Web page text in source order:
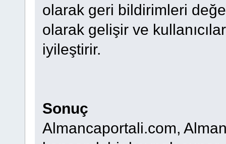
olarak geri bildirimleri
olarak gelişir ve
iyileştirir.
Sonuç
Almancaportali.com,